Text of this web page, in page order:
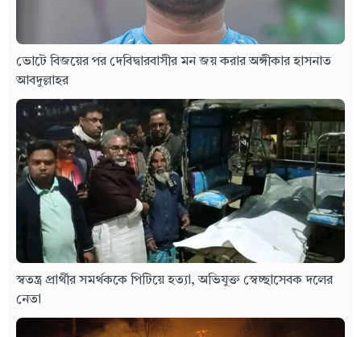
ভোটে বিজয়ের পর দেবিদ্বারবাসীর মন জয় করার অঙ্গীকার হাসনাত
আবদুল্লাহর
স্বতন্ত্র প্রার্থীর সমর্থককে পিটিয়ে হত্যা, অভিযুক্ত স্বেচ্ছাসেবক দলের
নেতা